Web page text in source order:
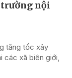
trường nội
tăng tốc xây
các xã biên giới,